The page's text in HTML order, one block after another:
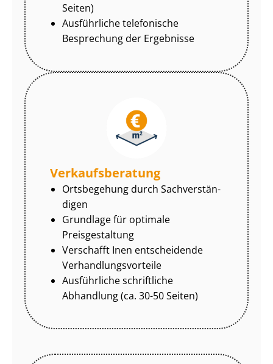
Seiten)
Ausführliche telefonische
Besprechung der Ergebnisse
Ver­kaufs­be­ra­tung
Ortsbegehung durch Sach­ver­stän­
di­gen
Grundlage für optimale
Preisgestaltung
Verschafft Inen entscheidende
Ver­hand­lungs­vor­tei­le
Ausführliche schriftliche
Abhandlung (ca. 30-50 Seiten)